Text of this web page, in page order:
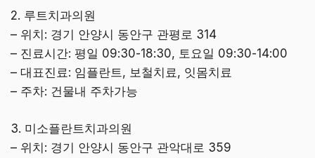
2. 루트치과의원
– 위치: 경기 안양시 동안구 관평로 314
– 진료시간: 평일 09:30-18:30, 토요일 09:30-14:00
– 대표진료: 임플란트, 보철치료, 잇몸치료
– 주차: 건물내 주차가능
3. 미소플란트치과의원
– 위치: 경기 안양시 동안구 관악대로 359